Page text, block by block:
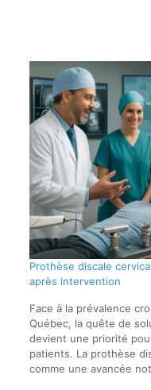
Prothèse discale
après intervention
Face à la prévalence
Québec, la quête de
devient une priorité
patients. La prothèse
comme une avancée